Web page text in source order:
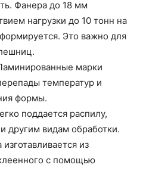
Фанера до 18 мм
нагрузки до 10 тонн на
Это важно для
марки
температур и
формы.
поддается распилу,
другим видам обработки.
из
с помощью